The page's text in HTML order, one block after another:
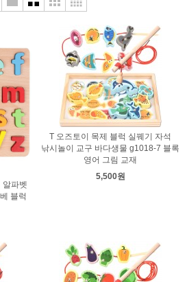
알파벳
블럭
T 오즈토이 목제 블럭 실꿰기 자석
낚시놀이 교구 바다생물 g1018-7 블록
영어 그림 교재
5,500원